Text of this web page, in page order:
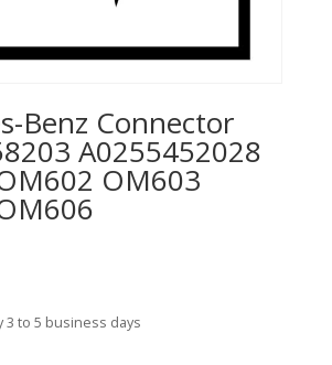
Benz Connector
A0255452028
OM603
3 to 5 business days